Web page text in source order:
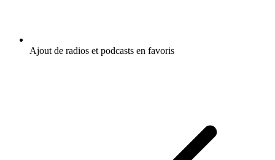
Ajout de radios et podcasts en favoris